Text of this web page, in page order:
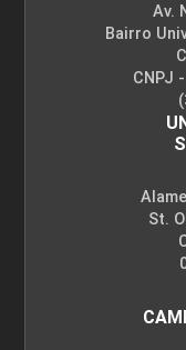
Av.
Bairro
CNPJ
St.